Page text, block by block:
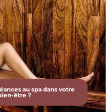
au spa dans votre
être ?